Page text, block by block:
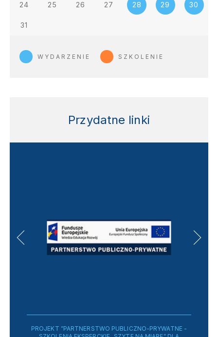
24 25 26 27 28 29 30
31
WYDARZENIE SZKOLENIE
Przydatne linki
PROJEKT ”PARTNERSTWO PUBLICZNO-PRYWATNE -